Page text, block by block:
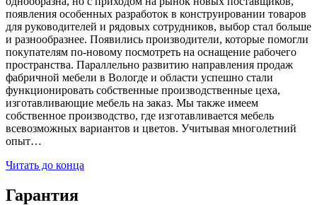
появления особенных разработок в конструировании товаров
для руководителей и рядовых сотрудников, выбор стал больше
и разнообразнее. Появились производители, которые помогли
покупателям по-новому посмотреть на оснащение рабочего
пространства. Параллельно развитию направления продаж
фабричной мебели в Вологде и области успешно стали
функционировать собственные производственные цеха,
изготавливающие мебель на заказ. Мы также имеем
собственное производство, где изготавливается мебель
всевозможных вариантов и цветов. Учитывая многолетний
опыт…
Читать до конца
Гарантия